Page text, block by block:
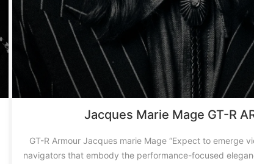
Jacques Marie Mage GT-R
GT-R Armour Jacques marie Mage “Expect to emerge
navigators that embody the performance-focused